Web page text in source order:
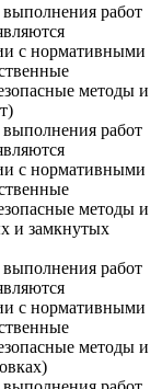
работ
с нормативными
методы и
работ
с нормативными
методы и
и замкнутых
работ
с нормативными
методы и